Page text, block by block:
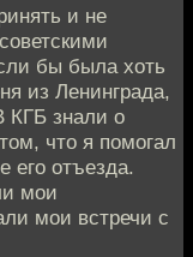
и не
бы была хоть
из Ленинграда,
КГБ знали о
что я помогал
его отъезда.
мои
мои встречи с